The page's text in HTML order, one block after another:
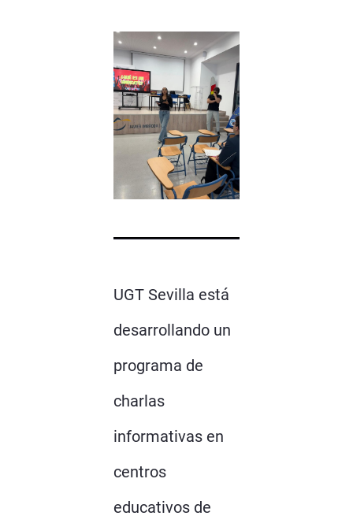
UGT Sevilla está
desarrollando un
programa de
charlas
informativas en
centros
educativos de